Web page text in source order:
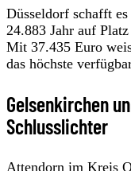
Düsseldorf schafft
24.883 Jahr auf
Mit 37.435 Euro
das höchste
Gelsenkirchen
Schlusslichter
Attendorn im Kreis